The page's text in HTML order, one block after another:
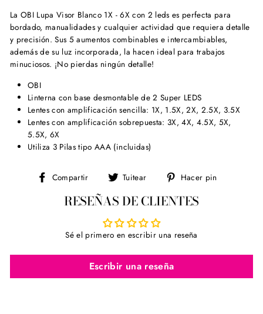
La OBI Lupa Visor Blanco 1X - 6X con 2 leds es perfecta para
bordado, manualidades y cualquier actividad que requiera detalle
y precisión. Sus 5 aumentos combinables e intercambiables,
además de su luz incorporada, la hacen ideal para trabajos
minuciosos. ¡No pierdas ningún detalle!
OBI
Linterna con base desmontable de 2 Super LEDS
Lentes con amplificación sencilla: 1X, 1.5X, 2X, 2.5X, 3.5X
Lentes con amplificación sobrepuesta: 3X, 4X, 4.5X, 5X,
5.5X, 6X
Utiliza 3 Pilas tipo AAA (incluidas)
Compartir
Compartir
Facebook
Tuitear
Tuitear
Twitter
Hacer pin
RESEÑAS DE CLIENTES
Sé el primero en escribir una reseña
Escribir una reseña